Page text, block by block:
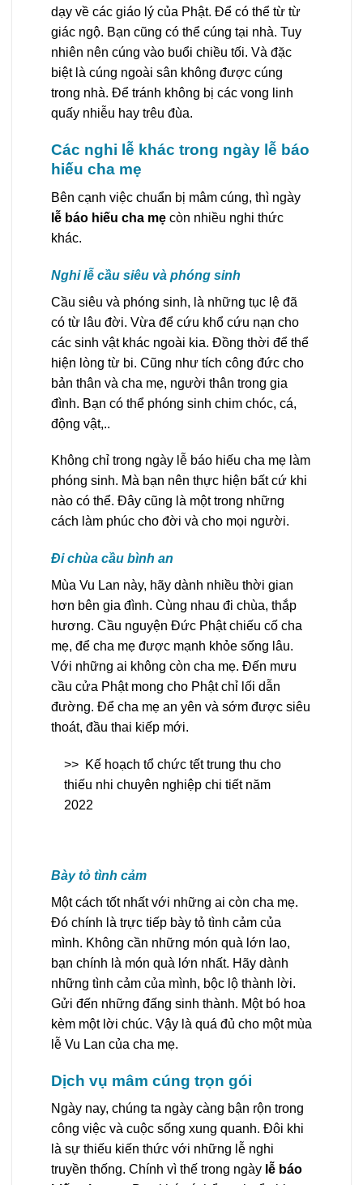
dạy về các giáo lý của Phật. Để có thể từ từ
giác ngộ. Bạn cũng có thể cúng tại nhà. Tuy
nhiên nên cúng vào buổi chiều tối. Và đặc
biệt là cúng ngoài sân không được cúng
trong nhà. Để tránh không bị các vong linh
quấy nhiễu hay trêu đùa.
Các nghi lễ khác trong ngày lễ báo
hiếu cha mẹ
Bên cạnh việc chuẩn bị mâm cúng, thì ngày
lễ báo hiếu cha mẹ còn nhiều nghi thức
khác.
Nghi lễ cầu siêu và phóng sinh
Cầu siêu và phóng sinh, là những tục lệ đã
có từ lâu đời. Vừa để cứu khổ cứu nạn cho
các sinh vật khác ngoài kia. Đồng thời để thể
hiện lòng từ bi. Cũng như tích công đức cho
bản thân và cha mẹ, người thân trong gia
đình. Bạn có thể phóng sinh chim chóc, cá,
động vật,..
Không chỉ trong ngày lễ báo hiếu cha mẹ làm
phóng sinh. Mà bạn nên thực hiện bất cứ khi
nào có thể. Đây cũng là một trong những
cách làm phúc cho đời và cho mọi người.
Đi chùa cầu bình an
Mùa Vu Lan này, hãy dành nhiều thời gian
hơn bên gia đình. Cùng nhau đi chùa, thắp
hương. Cầu nguyện Đức Phật chiếu cố cha
mẹ, để cha mẹ được mạnh khỏe sống lâu.
Với những ai không còn cha mẹ. Đến mưu
cầu cửa Phật mong cho Phật chỉ lối dẫn
đường. Để cha mẹ an yên và sớm được siêu
thoát, đầu thai kiếp mới.
>> Kế hoạch tổ chức tết trung thu cho
thiếu nhi chuyên nghiệp chi tiết năm
2022
Bày tỏ tình cảm
Một cách tốt nhất với những ai còn cha mẹ.
Đó chính là trực tiếp bày tỏ tình cảm của
mình. Không cần những món quà lớn lao,
bạn chính là món quà lớn nhất. Hãy dành
những tình cảm của mình, bộc lộ thành lời.
Gửi đến những đấng sinh thành. Một bó hoa
kèm một lời chúc. Vậy là quá đủ cho một mùa
lễ Vu Lan của cha mẹ.
Dịch vụ mâm cúng trọn gói
Ngày nay, chúng ta ngày càng bận rộn trong
công việc và cuộc sống xung quanh. Đôi khi
là sự thiếu kiến thức với những lễ nghi
truyền thống. Chính vì thế trong ngày lễ báo